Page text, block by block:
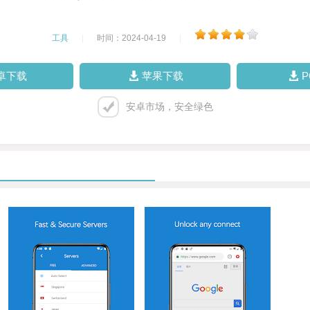
工具 时间：2024-04-19
下载 苹果下载
安卓市场，安全绿色